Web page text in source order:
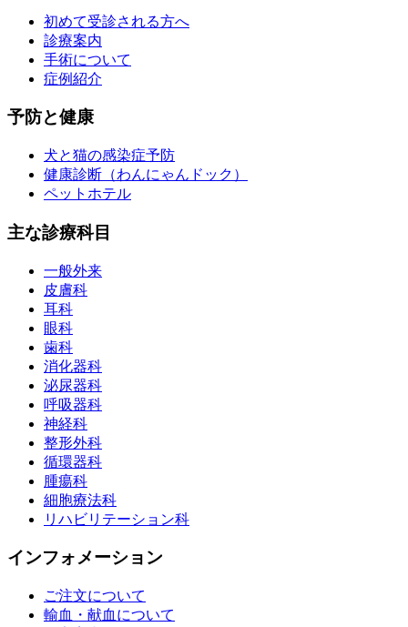
初めて受診される方へ
診療案内
手術について
症例紹介
予防と健康
犬と猫の感染症予防
健康診断（わんにゃんドック）
ペットホテル
主な診療科目
一般外来
皮膚科
耳科
眼科
歯科
消化器科
泌尿器科
呼吸器科
神経科
整形外科
循環器科
腫瘍科
細胞療法科
リハビリテーション科
インフォメーション
ご注文について
輸血・献血について